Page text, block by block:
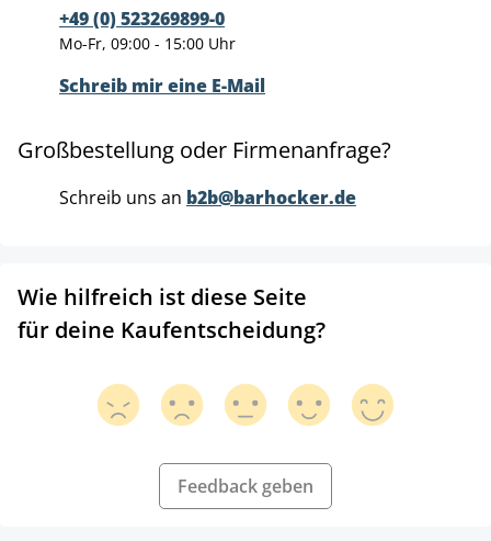
+49 (0) 523269899-0
Mo-Fr, 09:00 - 15:00 Uhr
Schreib mir eine E-Mail
Großbestellung oder Firmenanfrage?
Schreib uns an b2b@barhocker.de
Wie hilfreich ist diese Seite
für deine Kaufentscheidung?
Feedback geben